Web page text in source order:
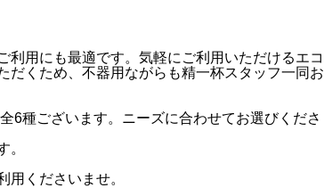
用にも最適です。気軽にご利用いただけるエコ
だくため、不器用ながらも精一杯スタッフ一同お
6種ございます。ニーズに合わせてお選びくださ
。
くださいませ。